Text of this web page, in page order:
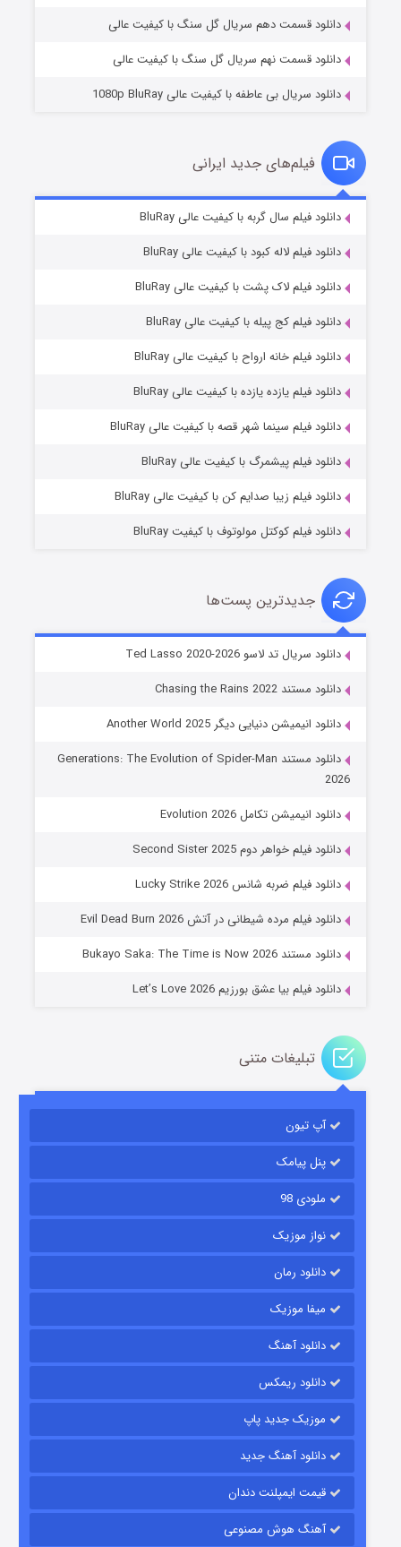
قسمت۷ (زیرنویس) منتشر شد
خاندان اژدها فصل ۳
جادوگری در مغولستان
باب اسفنجی فصل ۱۷
قسمت۶ (زیرنویس) منتشر شد
قسمت۱۵ (دوبله) منتشر شد
دانلود قسمت دهم سریال گل سنگ با کیفیت عالی
دانلود قسمت نهم سریال گل سنگ با کیفیت عالی
دانلود سریال بی عاطفه با کیفیت عالی 1080p BluRay
فیلم‌های جدید ایرانی
دانلود فیلم سال گربه با کیفیت عالی BluRay
دانلود فیلم لاله کبود با کیفیت عالی BluRay
دانلود فیلم لاک پشت با کیفیت عالی BluRay
دانلود فیلم کج‌ پیله با کیفیت عالی BluRay
دانلود فیلم خانه ارواح با کیفیت عالی BluRay
دانلود فیلم یازده یازده با کیفیت عالی BluRay
دانلود فیلم سینما شهر قصه با کیفیت عالی BluRay
دانلود فیلم پیشمرگ با کیفیت عالی BluRay
دانلود فیلم زیبا صدایم کن با کیفیت عالی BluRay
دانلود فیلم کوکتل مولوتوف با کیفیت BluRay
جدیدترین پست‌ها
دانلود سریال تد لاسو Ted Lasso 2020-2026
دانلود مستند Chasing the Rains 2022
دانلود انیمیشن دنیایی دیگر Another World 2025
دانلود مستند Generations: The Evolution of Spider-Man
2026
دانلود انیمیشن تکامل Evolution 2026
دانلود فیلم خواهر دوم Second Sister 2025
دانلود فیلم ضربه شانس Lucky Strike 2026
دانلود فیلم مرده شیطانی در آتش Evil Dead Burn 2026
دانلود مستند Bukayo Saka: The Time is Now 2026
دانلود فیلم بیا عشق بورزیم Let’s Love 2026
تبلیغات متنی
آپ تیون
پنل پیامک
ملودی 98
نواز موزیک
دانلود رمان
میفا موزیک
دانلود آهنگ
دانلود ریمکس
موزیک جدید پاپ
دانلود آهنگ جدید
قیمت ایمپلنت دندان
آهنگ هوش مصنوعی